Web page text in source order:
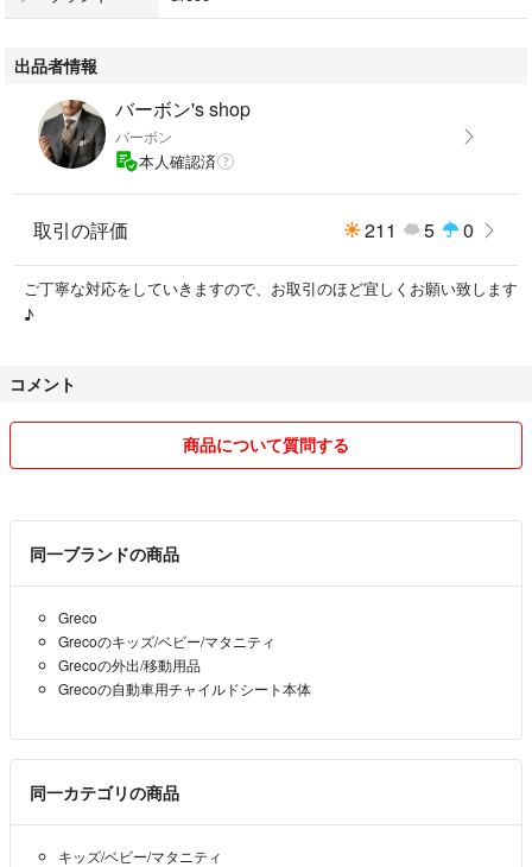
◆状態について
クリーニングしたので、とても綺麗で清潔感あふれる状態ですよ♪
◆関連ワード
GRACO グレコ ジュニアシート チャイルドシート ジュニアマキシ 8E89S
歳 カップホルダー付 ブラック イエロー 安全 育児用品 お出かけ ドライ
ブ 幼児用
【重要事項】
あくまで自宅保管の素人検品です。細かな汚れやスレ、または見落としが
気になる方、お店のような完璧を求める方は、トラブル防止のため購入を
撮影環境や端末により実物と差が出る場合があります。色味に強いこだわ
りがある方は、実店舗でのご購入をおすすめします。
③返品について
上記の理由、およびイメージ違いなどお客様都合の返品は、返送料をご負
担いただいております。
出品者情報
バーボン's shop
バーボン
本人確認済
取引の評価 211 5 0
ご丁寧な対応をしていきますので、お取引のほど宜しくお願い致します
♪
コメント
商品について質問する
同一ブランドの商品
Greco
Grecoのキッズ/ベビー/マタニティ
Grecoの外出/移動用品
Grecoの自動車用チャイルドシート本体
同一カテゴリの商品
キッズ/ベビー/マタニティ